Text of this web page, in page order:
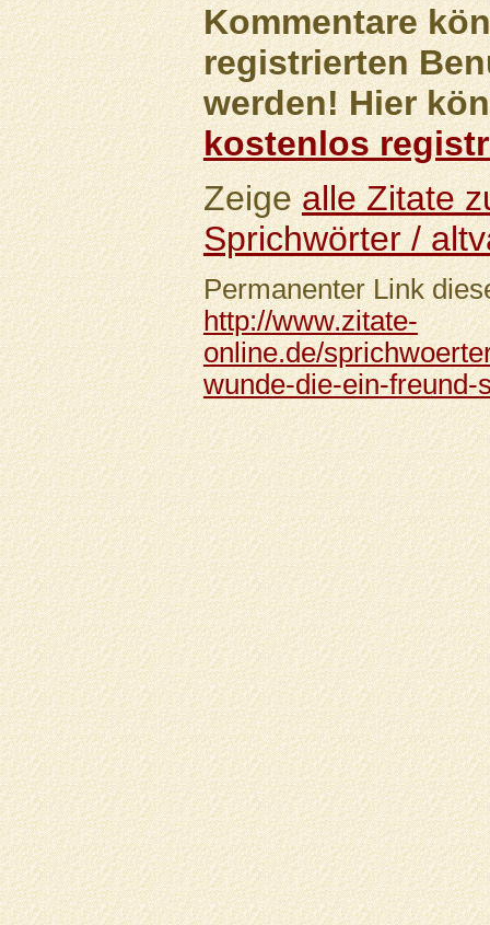
Kommentare
registrierten
werden! Hier
kostenlos
Zeigealle Zitate
Sprichwörter /
Permanenter Link
http://www.zitate-
online.de/
wunde-die-ein-